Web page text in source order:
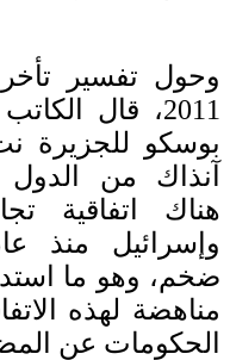
وحول تفسير تأخر
2011، قال
بوسكو للجزيرة
آنذاك من الدول
هناك اتفاقية
ضخم، وهو ما
مناهضة لهذه
الحكومات عن